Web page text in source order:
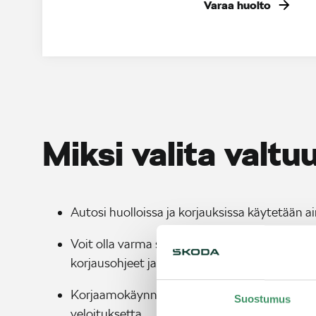
Suostumus
Varaa huolto
Miksi valita
Autosi huolloissa ja korjauksissa käytetään
Voit olla varma siitä, että autosi huoltaa
korjausohjeet ja erikoistyökalut. Näin
Korjaamokäynnin yhteydessä tarkastetaan